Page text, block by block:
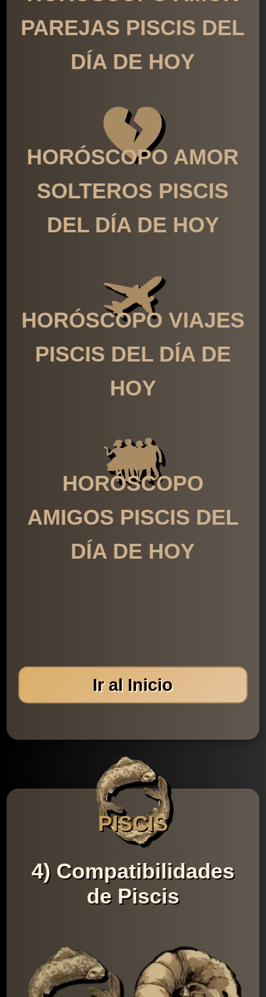
PAREJAS PISCIS DEL
DÍA DE HOY
HORÓSCOPO AMOR
SOLTEROS PISCIS
DEL DÍA DE HOY
HORÓSCOPO VIAJES
PISCIS DEL DÍA DE
HOY
HORÓSCOPO
AMIGOS PISCIS DEL
DÍA DE HOY
Ir al Inicio
PISCIS
4) Compatibilidades
de Piscis